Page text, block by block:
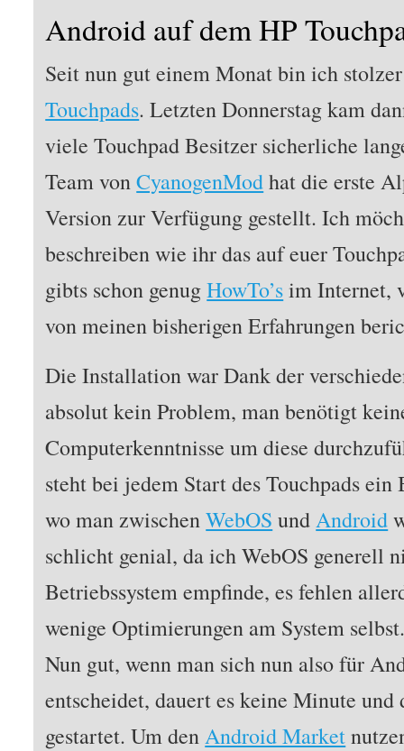
Android auf dem HP
Seit nun gut einem Monat bin ich
Touchpads. Letzten Donnerstag kam
viele Touchpad Besitzer sicherliche
Team vonCyanogenModhat die erste
Version zur Verfügung gestellt. Ich
beschreiben wie ihr das auf euer
gibts schon genugHowTo’sim Internet,
von meinen bisherigen Erfahrungen
Die Installation war Dank der
absolut kein Problem, man benötigt
Computerkenntnisse um diese
steht bei jedem Start des Touchpads
wo man zwischenWebOS undAndroid
schlicht genial, da ich WebOS generell
Betriebssystem empfinde, es fehlen
wenige Optimierungen am System
Nun gut, wenn man sich nun also für
entscheidet, dauert es keine Minute
gestartet. Um denAndroid Market